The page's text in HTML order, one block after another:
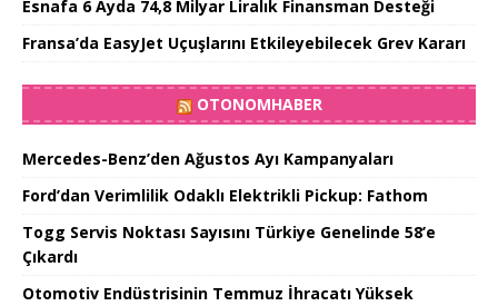
Esnafa 6 Ayda 74,8 Milyar Liralık Finansman Desteği
Fransa’da EasyJet Uçuşlarını Etkileyebilecek Grev Kararı
OTONOMHABER
Mercedes-Benz’den Ağustos Ayı Kampanyaları
Ford’dan Verimlilik Odaklı Elektrikli Pickup: Fathom
Togg Servis Noktası Sayısını Türkiye Genelinde 58’e
Çıkardı
Otomotiv Endüstrisinin Temmuz İhracatı Yüksek